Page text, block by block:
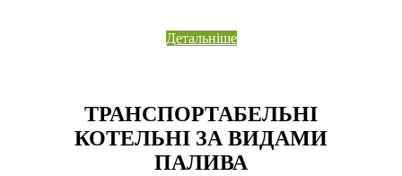
Детальніше
ТРАНСПОРТАБЕЛЬНІ
КОТЕЛЬНІ ЗА ВИДАМИ
ПАЛИВА